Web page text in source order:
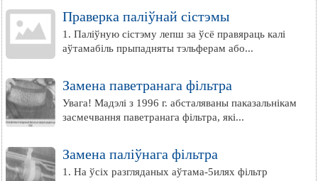
Праверка паліўнай сістэмы
1. Паліўную сістэму лепш за ўсё правяраць калі
аўтамабіль прыпадняты тэльферам або...
Замена паветранага фільтра
Увага! Мадэлі з 1996 г. абсталяваны паказальнікам
засмечвання паветранага фільтра, які...
Замена паліўнага фільтра
1. На ўсіх разгляданых аўтама-5илях фільтр